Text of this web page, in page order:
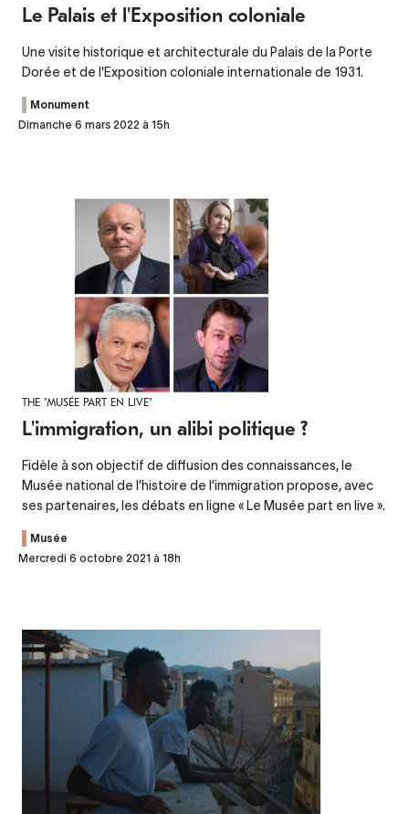
Le Palais et l'Exposition coloniale
Une visite historique et architecturale du Palais de la Porte
Dorée et de l'Exposition coloniale internationale de 1931.
Monument
Dimanche 6 mars 2022 à 15h
THE "MUSÉE PART EN LIVE"
L'immigration, un alibi politique ?
Fidèle à son objectif de diffusion des connaissances, le
Musée national de l’histoire de l’immigration propose, avec
ses partenaires, les débats en ligne « Le Musée part en live ».
Musée
Mercredi 6 octobre 2021 à 18h